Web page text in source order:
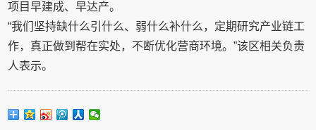
项目早建成、早达产。
“我们坚持缺什么引什么、弱什么补什么，定期研究产业链工
作，真正做到帮在实处，不断优化营商环境。”该区相关负责
人表示。